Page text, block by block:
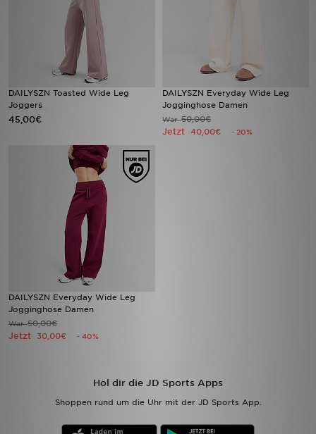
DAILYSZN Toasted Wide Leg
Joggers
45,00€
DAILYSZN Everyday Wide Leg
Jogginghose Damen
War50,00€
Jetzt 40,00€ - 20%
DAILYSZN Everyday Wide Leg
Jogginghose Damen
War50,00€
Jetzt 30,00€ - 40%
Hol dir die JD Sports Apps
Shoppen rund um die Uhr mit der JD Sports App.
Geschenkkarte
Mein JD
Meine Nachrichten
Hilfe & Kontakt
Trending Styles